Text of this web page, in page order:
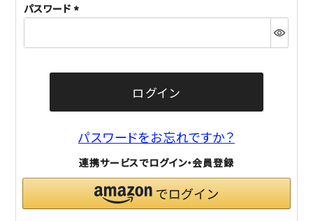
パスワード
須)
ログイン
パスワードをお忘れですか？
連携サービスでログイン・会員登録